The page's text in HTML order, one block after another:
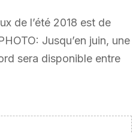
de l’été 2018 est de
Jusqu’en juin, une
sera disponible entre